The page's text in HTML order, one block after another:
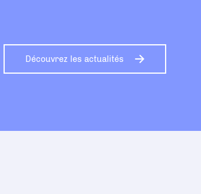
Découvrez les actualités